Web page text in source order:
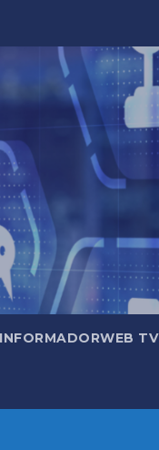
INFORMADORWEB TV